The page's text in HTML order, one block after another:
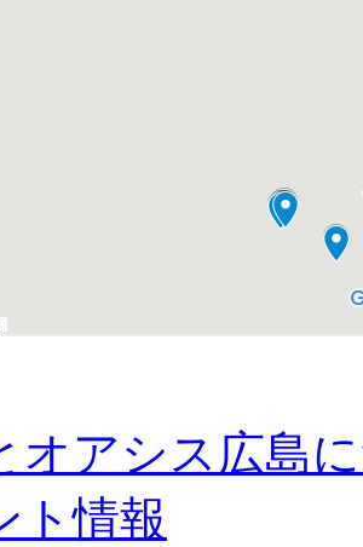
オアシス広島
ト情報